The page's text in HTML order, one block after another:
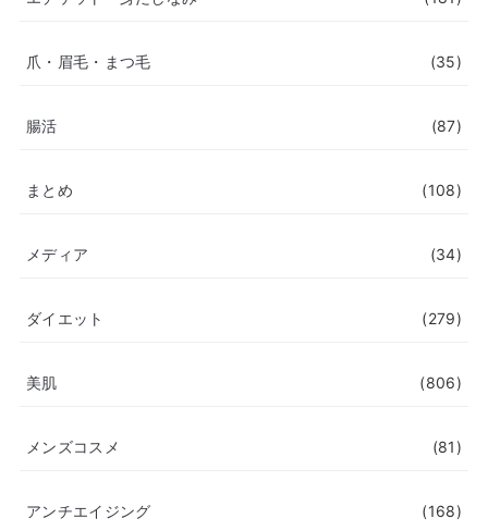
爪・眉毛・まつ毛 (35)
腸活 (87)
まとめ (108)
メディア (34)
ダイエット (279)
美肌 (806)
メンズコスメ (81)
アンチエイジング (168)